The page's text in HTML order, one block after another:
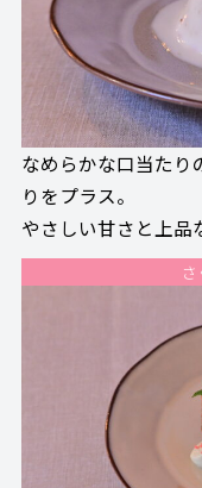
なめらかな口当たり
りをプラス。
やさしい甘さと上品